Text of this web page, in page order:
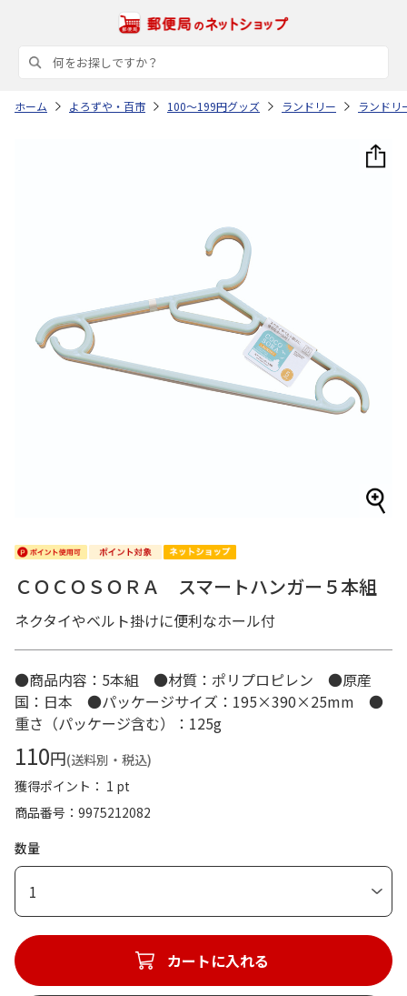
ホーム よろずや・百市 100～199円グッズ ランドリー ランドリ
ＣＯＣＯＳＯＲＡ スマートハンガー５本組
ネクタイやベルト掛けに便利なホール付
●商品内容：5本組 ●材質：ポリプロピレン ●原産
国：日本 ●パッケージサイズ：195×390×25mm ●
重さ（パッケージ含む）：125g
110円(送料別・税込)
獲得ポイント： 1 pt
商品番号
9975212082
数量
1
カートに入れる